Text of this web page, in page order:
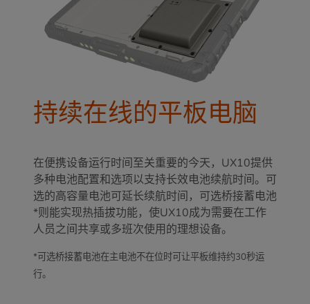
持续在线的平板电脑
在便携设备运行时间至关重要的今天，UX10提供
多种电池配置和选项以支持长效电池续航时间。可
选的高容量电池可延长续航时间，可选桥接蓄电池
*则能实现热插拔功能，使UX10成为需要在工作
人员之间共享或多班次使用的理想设备。
*可选桥接蓄电池在主电池不在位时可让平板维持约30秒运
行。